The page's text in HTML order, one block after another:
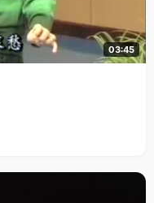
03:45